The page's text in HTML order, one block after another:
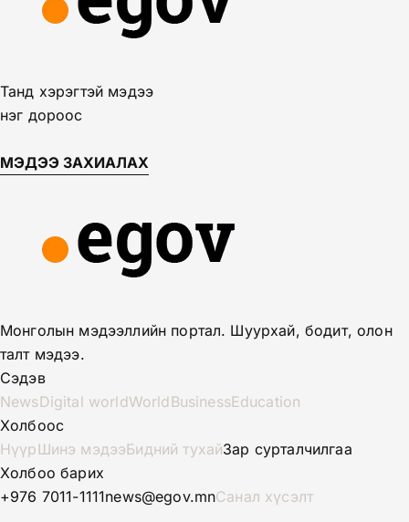
Танд хэрэгтэй мэдээ
нэг дороос
МЭДЭЭ ЗАХИАЛАХ
Монголын мэдээллийн портал. Шуурхай, бодит, олон
талт мэдээ.
Сэдэв
NewsDigital worldWorldBusinessEducation
Холбоос
НүүрШинэ мэдээБидний тухайЗар сурталчилгаа
Холбоо барих
+976 7011-1111news@egov.mnСанал хүсэлт